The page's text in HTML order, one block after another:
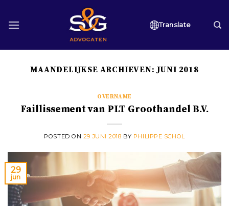
content
Translate
MAANDELIJKSE ARCHIEVEN:JUNI 2018
OVERNAME
Faillissement van PLT Groothandel B.V.
POSTED ON 29 JUNI 2018 BY PHILIPPE SCHOL
29
jun